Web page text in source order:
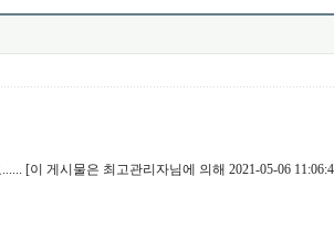
[이 게시물은 최고관리자님에 의해 2021-05-06